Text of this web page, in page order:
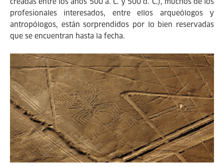
profesionales interesados, entre ellos arqueólogos y
antropólogos, están sorprendidos por lo bien reservadas
que se encuentran hasta la fecha.